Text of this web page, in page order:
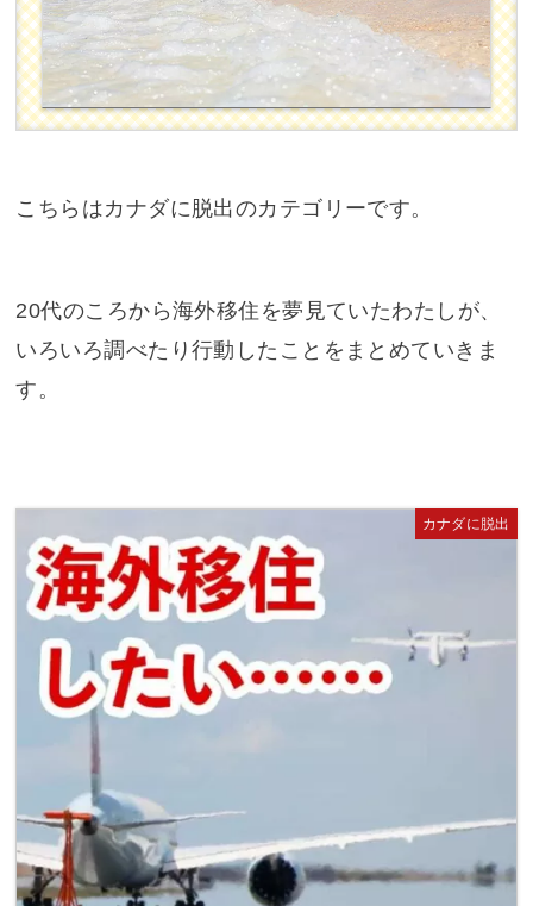
こちらはカナダに脱出のカテゴリーです。
20代のころから海外移住を夢見ていたわたしが、
いろいろ調べたり行動したことをまとめていきま
す。
カナダに脱出